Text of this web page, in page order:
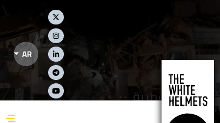
Social Links
AR
التقارير الشهرية